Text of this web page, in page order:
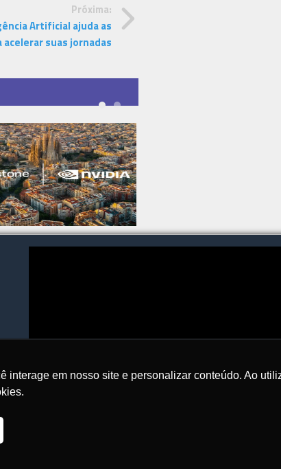
em nosso site e personalizar conteúdo. Ao
Próxima:
Artificial ajuda as
acelerar suas jornadas
SIGA-NOS